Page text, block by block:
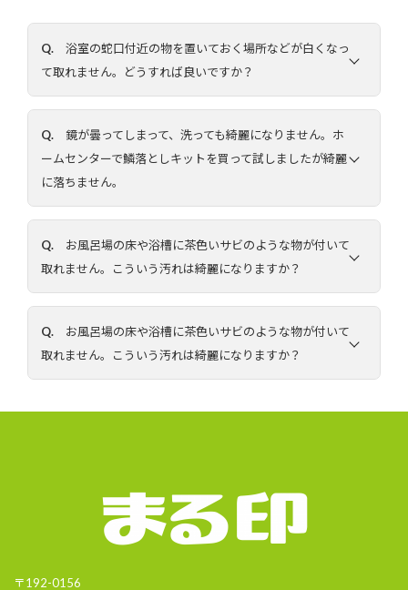
Q. 浴室の蛇口付近の物を置いておく場所などが白くなっ
て取れません。どうすれば良いですか？
Q. 鏡が曇ってしまって、洗っても綺麗になりません。ホ
ームセンターで鱗落としキットを買って試しましたが綺麗
に落ちません。
Q. お風呂場の床や浴槽に茶色いサビのような物が付いて
取れません。こういう汚れは綺麗になりますか？
Q. お風呂場の床や浴槽に茶色いサビのような物が付いて
取れません。こういう汚れは綺麗になりますか？
〒192-0156